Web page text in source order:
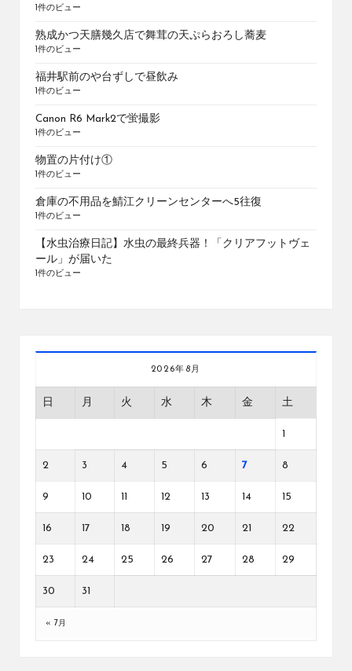
1件のビュー
熟成かつ天膳幾久店で舞茸の天ぷらおろし蕎麦
1件のビュー
福井駅前のや台ずしで昼飲み
1件のビュー
Canon R6 Mark2で蛍撮影
1件のビュー
物置の片付け①
1件のビュー
倉庫の不用品を鯖江クリーンセンターへ5往復
1件のビュー
【水虫治療日記】水虫の最終兵器！「クリアフットヴェ
ール」が届いた
1件のビュー
2026年8月
日 月 火 水 木 金 土
2 3 4 5 6 7 8
9 10 12 13 14 15
16 17 18 19 20 21 22
23 24 25 26 27 28 29
30 31
« 7月